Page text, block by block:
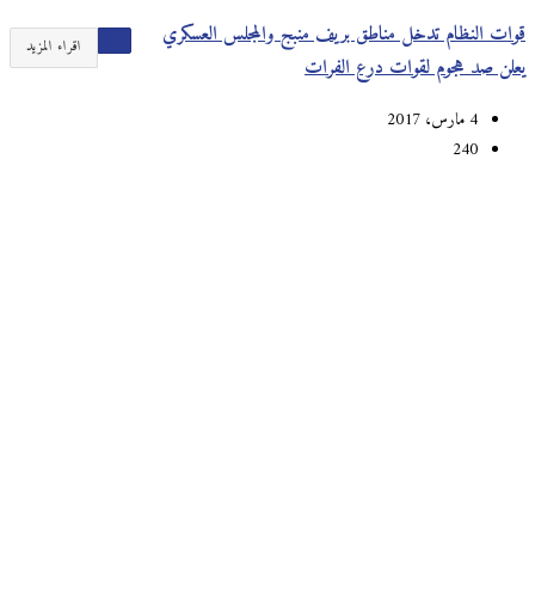
اقراء المزيد
قوات النظام تدخل مناطق بريف منبج والمجلس العسكري
يعلن صد هجوم لقوات درع الفرات
240